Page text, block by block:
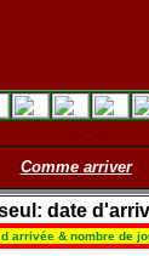
.
Comme arriver
date